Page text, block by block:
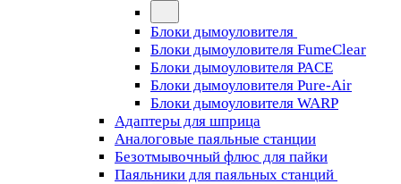
Блоки дымоуловителя
Блоки дымоуловителя FumeClear
Блоки дымоуловителя PACE
Блоки дымоуловителя Pure-Air
Блоки дымоуловителя WARP
Адаптеры для шприца
Аналоговые паяльные станции
Безотмывочный флюс для пайки
Паяльники для паяльных станций